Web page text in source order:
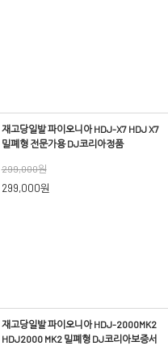
재고당일발 파이오니아 HDJ-X7 HDJ X7
밀폐형 전문가용 DJ코리아정품
299,000원
299,000원
재고당일발 파이오니아 HDJ-2000MK2
HDJ2000 MK2 밀폐형 DJ코리아보증서